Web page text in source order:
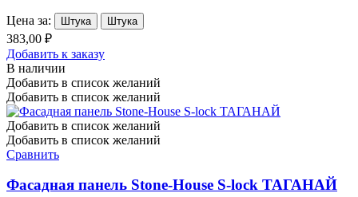
Цена за: Штука Штука
383,00 ₽
Добавить к заказу
В наличии
Добавить в список желаний
Добавить в список желаний
Добавить в список желаний
Добавить в список желаний
Сравнить
Фасадная панель Stone-House S-lock ТАГАНАЙ